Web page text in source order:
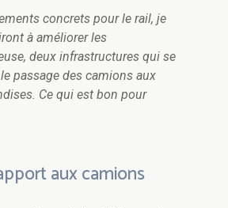
concrets pour le rail, je
à améliorer les
deux infrastructures qui se
passage des camions aux
Ce qui est bon pour
aux camions